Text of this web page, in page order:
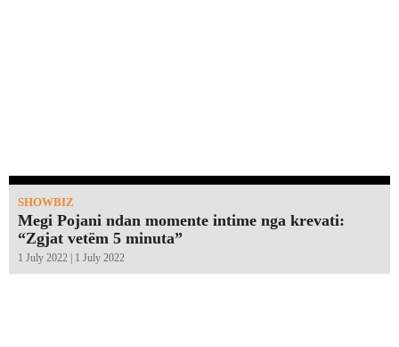
SHOWBIZ
Megi Pojani ndan momente intime nga krevati:
“Zgjat vetëm 5 minuta”￼
1 July 2022 | 1 July 2022